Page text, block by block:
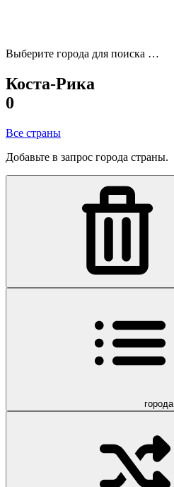
Выберите города для поиска …
Коста-Рика
0
Все страны
Добавьте в запрос города страны.
города